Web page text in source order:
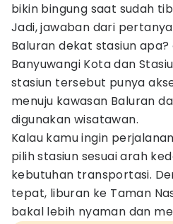
bikin bingung saat sudah
Jadi, jawaban dari
Baluran dekat stasiun apa?
Banyuwangi Kota dan
stasiun tersebut punya
menuju kawasan Baluran
digunakan wisatawan.
Kalau kamu ingin
pilih stasiun sesuai arah
kebutuhan transportasi.
tepat, liburan ke Taman
bakal lebih nyaman dan